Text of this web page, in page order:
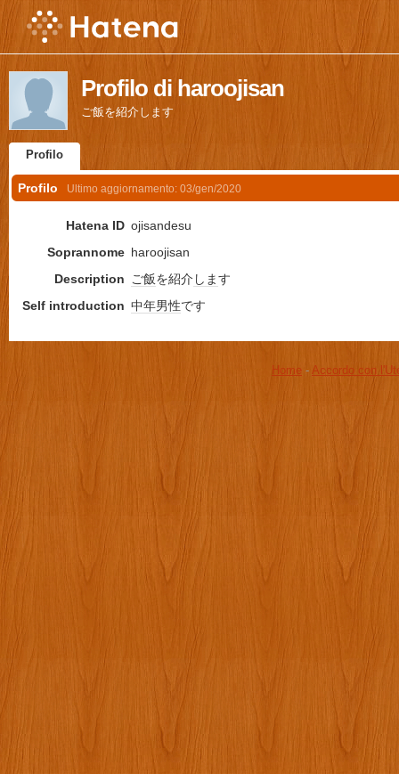
Profilo di haroojisan
ご飯を紹介します
Profilo
Profilo Ultimo aggiornamento: 03/gen/2020
Hatena ID ojisandesu
Soprannome haroojisan
Description ご飯を紹介 します
Self introduction 中年男性です
Home - Accordo con